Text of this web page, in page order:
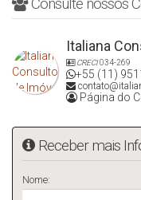
Consulte nossos
Italiana
CRECI034-269
+55 (11)
Página do
Receber mais
Nome: